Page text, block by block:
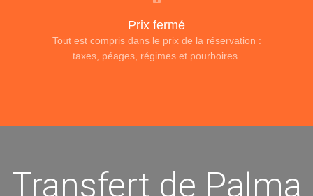
Prix fermé
Tout est compris dans le prix de la réservation :
taxes, péages, régimes et pourboires.
Transfert de Palma